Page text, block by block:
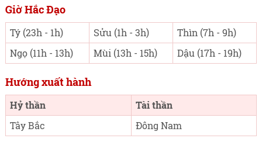
Giờ Hắc Đạo
Tý (23h - 1h) Sửu (1h - 3h)
Thìn (7h - 9h)
Ngọ (11h - 13h)
Mùi (13h - 15h) Dậu (17h - 19h)
Hướng xuất hành
Hỷ thần
Tài thần
Tây Bắc
Đông Nam